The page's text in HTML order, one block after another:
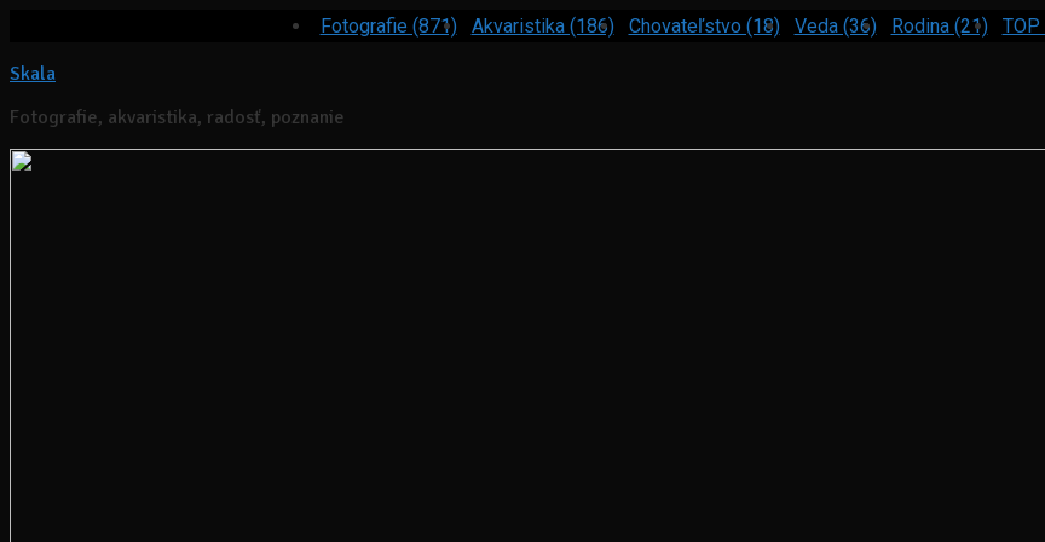
Fotografie (871) Akvaristika (186) Chovateľstvo (18) Veda (36) Rodina (21) TOP
Skala
Fotografie, akvaristika, radosť, poznanie